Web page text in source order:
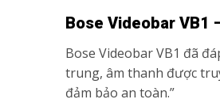
Bose Videobar VB1
Bose Videobar VB1 đã
trung, âm thanh được
đảm bảo an toàn.”